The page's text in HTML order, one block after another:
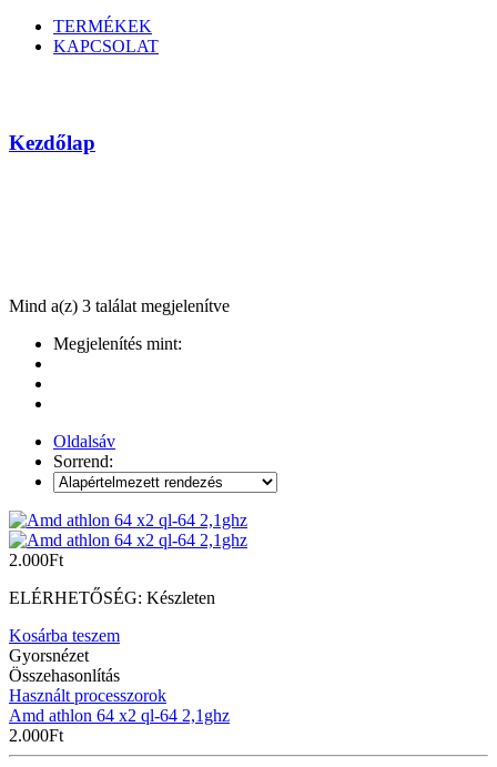
TERMÉKEK
KAPCSOLAT
Kezdőlap
Mind a(z) 3 találat megjelenítve
Megjelenítés mint:
Oldalsáv
Sorrend:
2.000Ft
ELÉRHETŐSÉG: Készleten
Kosárba teszem
Gyorsnézet
Összehasonlítás
Használt processzorok
Amd athlon 64 x2 ql-64 2,1ghz
2.000Ft